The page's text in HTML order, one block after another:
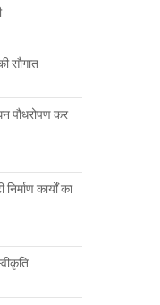
सौगात
पौधरोपण कर
कार्यों का